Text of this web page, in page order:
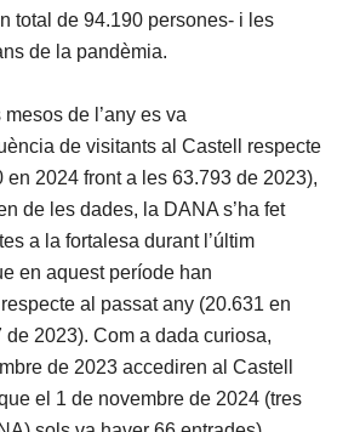
total de 94.190 persones- i les
de la pandèmia.
de l’any es va
de visitants al Castell respecte
en 2024 front a les 63.793 de 2023),
de les dades, la DANA s’ha fet
a la fortalesa durant l’últim
en aquest període han
al passat any (20.631 en
de 2023). Com a dada curiosa,
de 2023 accediren al Castell
el 1 de novembre de 2024 (tres